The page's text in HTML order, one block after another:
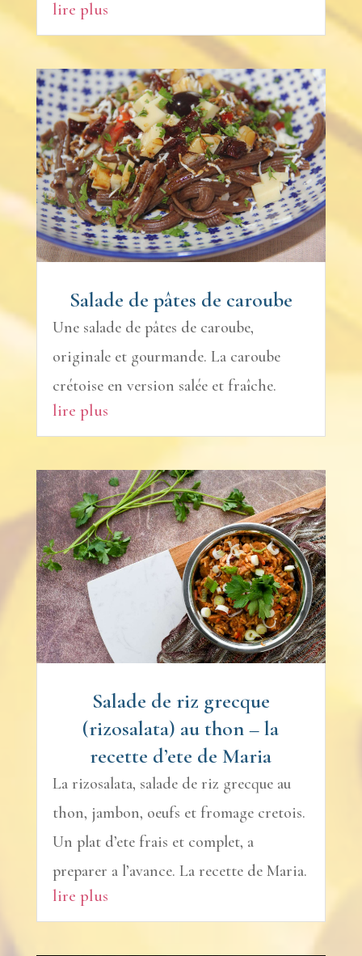
lire plus
Salade de pâtes de caroube
Une salade de pâtes de caroube,
originale et gourmande. La caroube
crétoise en version salée et fraîche.
lire plus
Salade de riz grecque
(rizosalata) au thon – la
recette d’ete de Maria
La rizosalata, salade de riz grecque au
thon, jambon, oeufs et fromage cretois.
Un plat d’ete frais et complet, a
preparer a l’avance. La recette de Maria.
lire plus